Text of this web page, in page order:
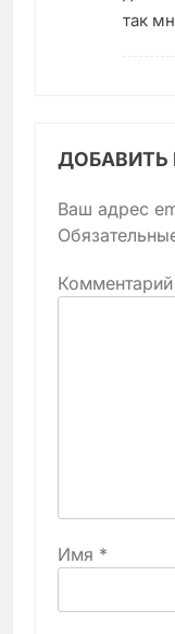
так
ДОБАВИТЬ
Ваш адрес
Комментарий
Имя *